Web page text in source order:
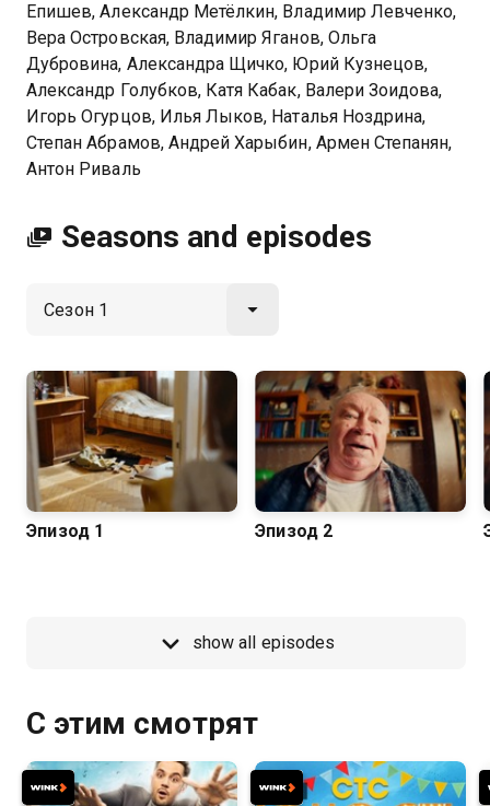
Епишев, Александр Метёлкин, Владимир Левченко,
Вера Островская, Владимир Яганов, Ольга
Дубровина, Александра Щичко, Юрий Кузнецов,
Александр Голубков, Катя Кабак, Валери Зоидова,
Игорь Огурцов, Илья Лыков, Наталья Ноздрина,
Степан Абрамов, Андрей Харыбин, Армен Степанян,
Антон Риваль
Seasons and episodes
Эпизод 1 Эпизод 2
show all episodes
С этим смотрят